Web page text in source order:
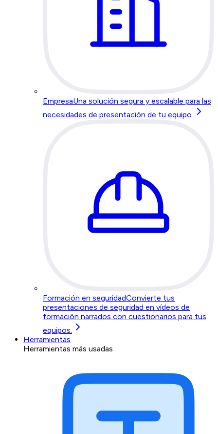
EmpresaUna solución segura y escalable para las
necesidades de presentación de tu equipo.
Formación en seguridadConvierte tus
presentaciones de seguridad en vídeos de
formación narrados con cuestionarios para tus
equipos.
Herramientas
Herramientas más usadas